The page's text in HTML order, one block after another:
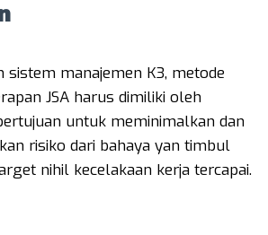
sistem manajemen K3, metode
JSA harus dimiliki oleh
untuk meminimalkan dan
risiko dari bahaya yan timbul
nihil kecelakaan kerja tercapai.